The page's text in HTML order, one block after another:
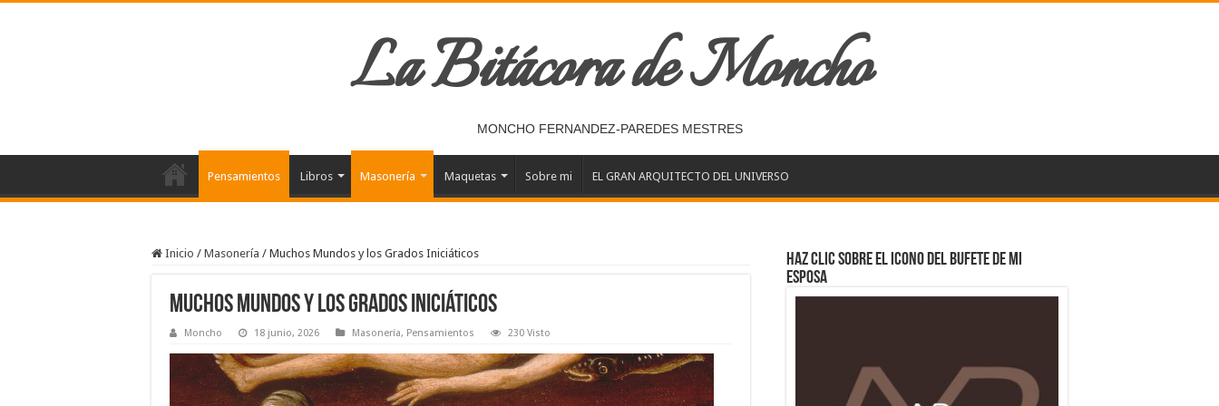
La Bitácora de Moncho
MONCHO FERNANDEZ-PAREDES MESTRES
Pensamientos Libros Masonería Maquetas Sobre mi EL GRAN ARQUITECTO DEL UNIVERSO
Inicio / Masonería / Muchos Mundos y los Grados Iniciáticos
Muchos Mundos y los Grados Iniciáticos
Moncho 18 junio, 2026 Masonería, Pensamientos 230 Visto
Haz clic sobre el icono del Bufete de mi
esposa